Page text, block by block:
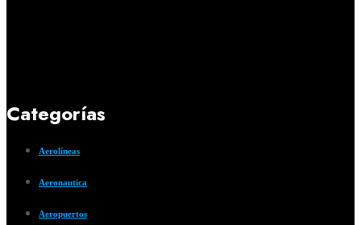
Categorías
Aerolíneas
Aeronautica
Aeropuertos